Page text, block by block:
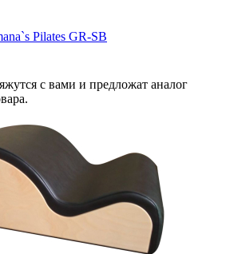
Pilates GR-SB
с вами и предложат аналог